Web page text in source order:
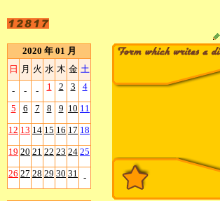
2020 年 01 月
日 月 火 水 木 金 土
- - - 1 2 3 4
5 6 7 8 9 10 11
12 13 14 15 16 17 18
19 20 21 22 23 24 25
26 27 28 29 30 31 -